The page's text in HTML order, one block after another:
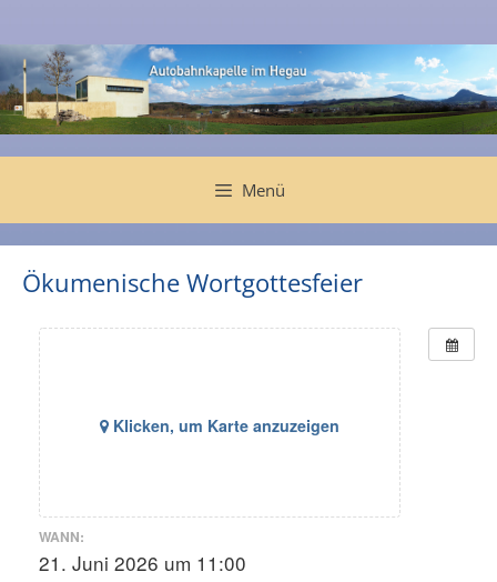
springen
Menü
Ökumenische Wortgottesfeier
Klicken, um Karte anzuzeigen
WANN:
21. Juni 2026 um 11:00